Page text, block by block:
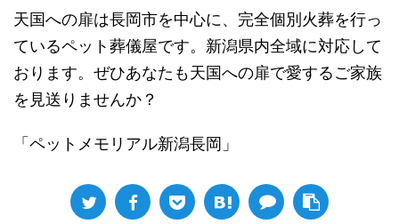
天国への扉は長岡市を中心に、完全個別火葬を行っ
ているペット葬儀屋です。新潟県内全域に対応して
おります。ぜひあなたも天国への扉で愛するご家族
を見送りませんか？
「ペットメモリアル新潟長岡」